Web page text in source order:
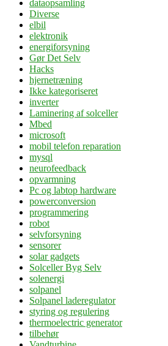
dataopsamling
Diverse
elbil
elektronik
energiforsyning
Gør Det Selv
Hacks
hjernetræning
Ikke kategoriseret
inverter
Laminering af solceller
Mbed
microsoft
mobil telefon reparation
mysql
neurofeedback
opvarmning
Pc og labtop hardware
powerconversion
programmering
robot
selvforsyning
sensorer
solar gadgets
Solceller Byg Selv
solenergi
solpanel
Solpanel laderegulator
styring og regulering
thermoelectric generator
tilbehør